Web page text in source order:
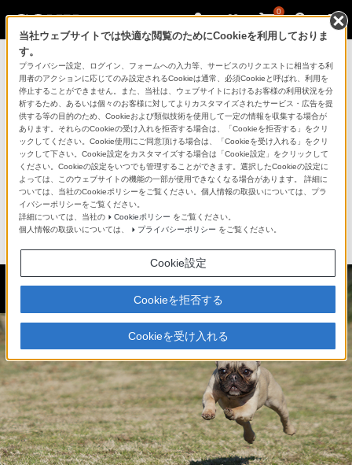
0
月刊大人のソニーについて
当記事は2015年4月～2016年3月にご紹介したものです。商品がすでに生産完
'15 Vol.10
当社ウェブサイトでは快適な閲覧のためにCookieを利用しておりま
す。
プライバシー設定、ログイン、フォームへの入力等、サービスのリクエストに相当する利
用者のアクションに応じてのみ設定されるCookieは通常、必須Cookieと呼ばれ、利用を
停止することができません。また、当社は、ウェブサイトにおけるお客様の利用状況を分
析するため、あるいは個々のお客様に対してよりカスタマイズされたサービス・広告を提
供する等の目的のため、Cookieおよび類似技術を使用して一定の情報を収集する場合が
あります。それらのCookieの受け入れを拒否する場合は、「Cookieを拒否する」をクリ
ックしてください。Cookie使用にご同意頂ける場合は、「Cookieを受け入れる」をクリ
ックして下さい。Cookie設定をカスタマイズする場合は「Cookie設定」をクリックして
ください。Cookieの設定をいつでも管理することができます。選択したCookieの設定に
よっては、このウェブサイトの機能の一部が使用できなくなる場合があります。 詳細に
ついては、当社のCookieポリシーをご覧ください。個人情報の取扱いについては、プラ
イバシーポリシーをご覧ください。
詳細については、当社の
Cookieポリシー をご覧ください。
個人情報の取扱いについては、
プライバシーポリシー をご覧ください。
Cookie設定
Cookieを拒否する
Cookieを受け入れる